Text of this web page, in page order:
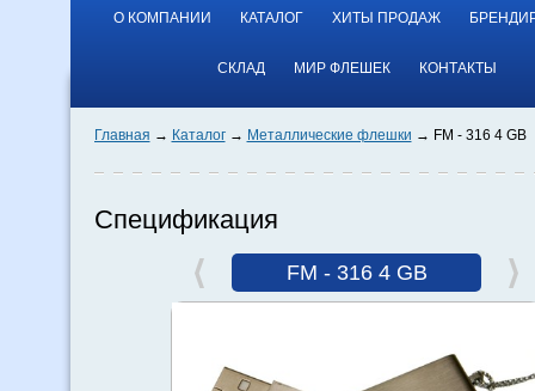
О КОМПАНИИ КАТАЛОГ ХИТЫ ПРОДАЖ
СКЛАД МИР ФЛЕШЕК КОНТАКТЫ
Главная Каталог Металлические флешки FM - 316 4 GB
Спецификация
FM - 316 4 GB